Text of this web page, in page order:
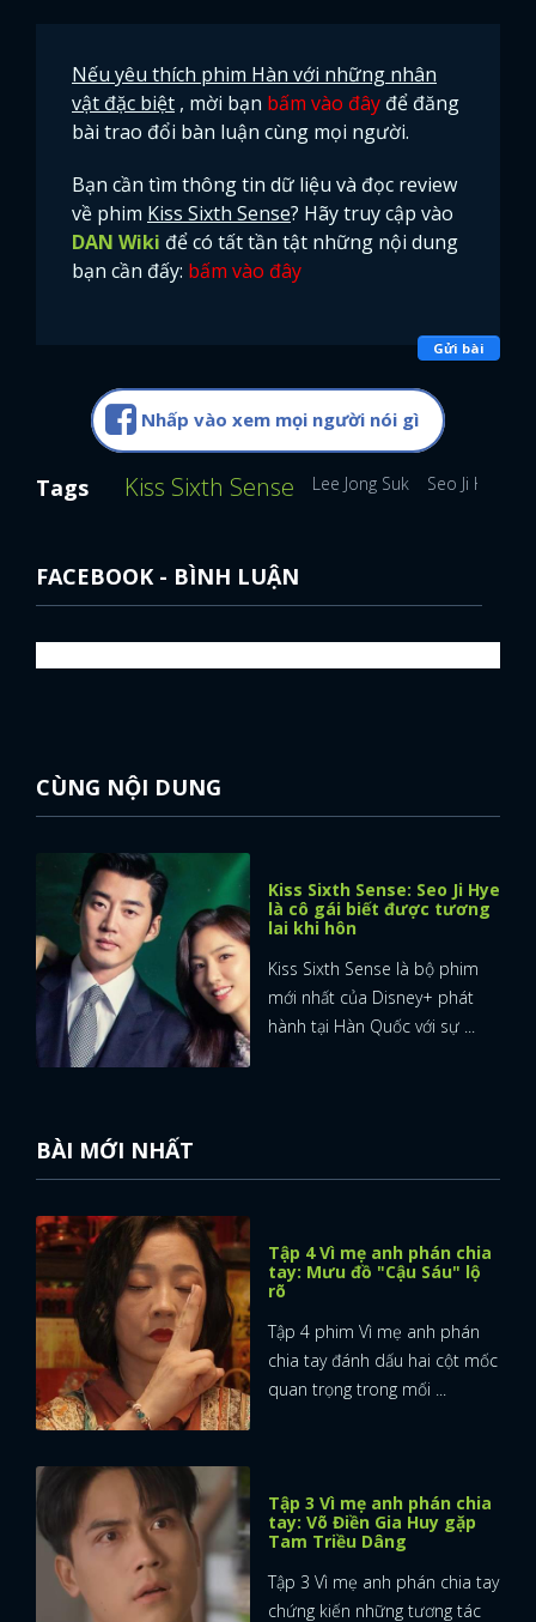
Nếu yêu thích phim Hàn với những nhân
vật đặc biệt , mời bạn bấm vào đây để đăng
bài trao đổi bàn luận cùng mọi người.
Bạn cần tìm thông tin dữ liệu và đọc review
về phim Kiss Sixth Sense? Hãy truy cập vào
DAN Wiki để có tất tần tật những nội dung
bạn cần đấy: bấm vào đây
Gửi bài
Nhấp vào xem mọi người nói gì
Tags Kiss Sixth Sense Lee Jong Suk Seo Ji Hye
FACEBOOK - BÌNH LUẬN
CÙNG NỘI DUNG
Kiss Sixth Sense: Seo Ji Hye
là cô gái biết được tương
lai khi hôn
Kiss Sixth Sense là bộ phim
mới nhất của Disney+ phát
hành tại Hàn Quốc với sự ...
BÀI MỚI NHẤT
Tập 4 Vì mẹ anh phán chia
tay: Mưu đồ "Cậu Sáu" lộ
rõ
Tập 4 phim Vì mẹ anh phán
chia tay đánh dấu hai cột mốc
quan trọng trong mối ...
Tập 3 Vì mẹ anh phán chia
tay: Võ Điền Gia Huy gặp
Tam Triều Dâng
Tập 3 Vì mẹ anh phán chia tay
chứng kiến những tương tác